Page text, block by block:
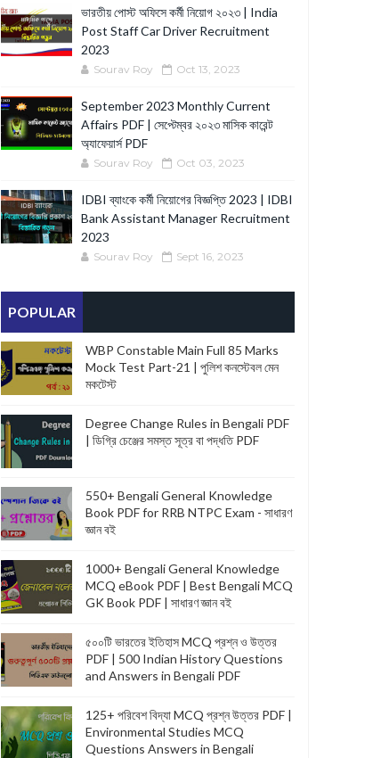
ভারতীয় পোস্ট অফিসে কর্মী নিয়োগ ২০২৩ | India
Post Staff Car Driver Recruitment
2023
Sourav Roy Oct 13, 2023
September 2023 Monthly Current
Affairs PDF | সেপ্টেম্বর ২০২৩ মাসিক কারেন্ট
অ্যাফেয়ার্স PDF
Sourav Roy Oct 03, 2023
IDBI ব্যাংকে কর্মী নিয়োগের বিজ্ঞপ্তি 2023 | IDBI
Bank Assistant Manager Recruitment
2023
Sourav Roy Sept 16, 2023
POPULAR
WBP Constable Main Full 85 Marks
Mock Test Part-21 | পুলিশ কনস্টেবল মেন
মকটেস্ট
Degree Change Rules in Bengali PDF
| ডিগ্রি চেঞ্জের সমস্ত সূত্র বা পদ্ধতি PDF
550+ Bengali General Knowledge
Book PDF for RRB NTPC Exam - সাধারণ
জ্ঞান বই
1000+ Bengali General Knowledge
MCQ eBook PDF | Best Bengali MCQ
GK Book PDF | সাধারণ জ্ঞান বই
৫০০টি ভারতের ইতিহাস MCQ প্রশ্ন ও উত্তর
PDF | 500 Indian History Questions
and Answers in Bengali PDF
125+ পরিবেশ বিদ্যা MCQ প্রশ্ন উত্তর PDF |
Environmental Studies MCQ
Questions Answers in Bengali